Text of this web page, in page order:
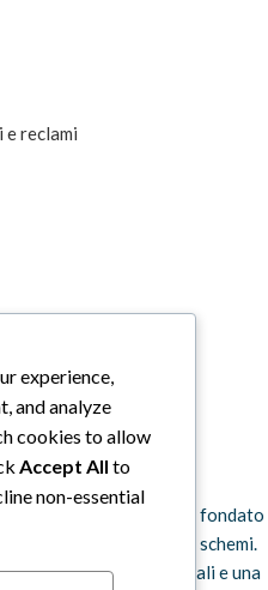
e reclami
creativo indipendente fondato
e fumetti fuori dagli schemi.
chiare, idee originali e una
experience,
and analyze
cookies to allow
Accept All to
non-essential